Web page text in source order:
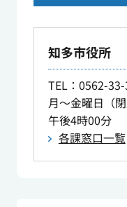
知多市役所
TEL：0562-33-
月～金曜日（
午後4時00分
各課窓口一覧